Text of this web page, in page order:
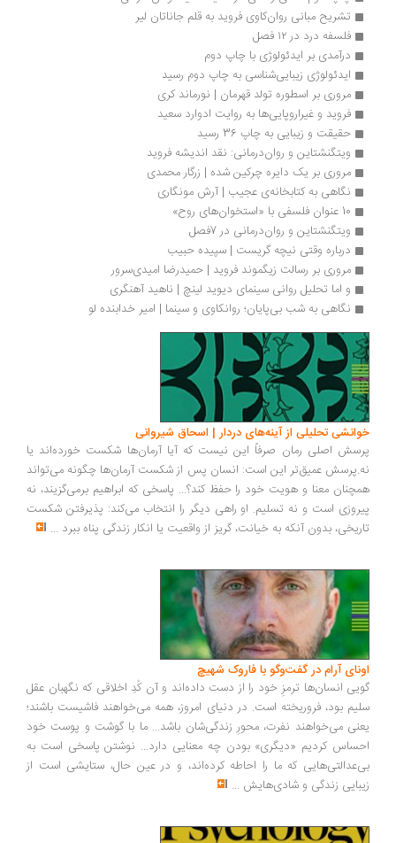
تشریح مبانی روان‌کاوی فروید به قلم جاناتان لیر
فلسفه درد در ۱۲ فصل
درآمدی بر ایدئولوژی با چاپ دوم
ایدئولوژی زیبایی‌شناسی به چاپ دوم رسید
مروری بر اسطوره تولد قهرمان | نورماند کری
فروید و غیراروپایی‌ها به روایت ادوارد سعید
حقیقت و زیبایی به چاپ 36 رسید
ویتگنشتاین و روان‌درمانی: نقد اندیشه فروید
مروری بر یک دایره چرکین شده | زرگار محمدی
نگاهی به کتابخانه‌ی عجیب | آرش مونگاری
10 عنوان فلسفی با «استخوان‌های روح»
ویتگنشتاین و روان‌درمانی در 7فصل
درباره وقتی نیچه گریست | سپیده حبیب
مروری بر رسالت زیگموند فروید | حمیدرضا امیدی‌سرور
و اما تحلیل روانی سینمای دیوید لینچ | ناهید آهنگری
نگاهی به شب بی‌پایان؛ روانکاوی و سینما | امیر خدابنده لو
خوانشی تحلیلی از آینه‌های دردار | اسحاق شیروانی
پرسش اصلی رمان صرفاً این نیست که آیا آرمان‌ها شکست خورده‌اند یا
نه.پرسش عمیق‌تر این است: انسان پس از شکست آرمان‌ها چگونه می‌تواند
همچنان معنا و هویت خود را حفظ کند؟... پاسخی که ابراهیم برمی‌گزیند، نه
پیروزی است و نه تسلیم. او راهی دیگر را انتخاب می‌کند: پذیرفتن شکست
تاریخی، بدون آنکه به خیانت، گریز از واقعیت یا انکار زندگی پناه ببرد ...
اونای آرام در گفت‌وگو با فاروک شهیچ‭
گویی انسان‌ها ترمزِ خود را از دست داده‌اند و آن کُدِ اخلاقی که نگهبان عقل
سلیم بود، فروریخته است. در دنیای امروز، همه می‌خواهند فاشیست باشند؛
یعنی می‌خواهند نفرت، محورِ زندگی‌شان باشد... ما با گوشت و پوست خود
احساس کردیم «دیگری» بودن چه معنایی دارد... نوشتن پاسخی است به
بی‌عدالتی‌هایی که ما را احاطه کرده‌اند، و در عین حال، ستایشی است از
زیبایی زندگی و شادی‌هایش ...